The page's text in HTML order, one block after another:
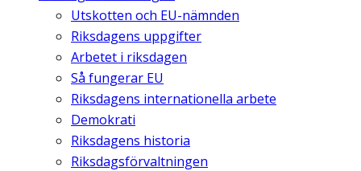
Utskotten och EU-nämnden
Riksdagens uppgifter
Arbetet i riksdagen
Så fungerar EU
Riksdagens internationella arbete
Demokrati
Riksdagens historia
Riksdagsförvaltningen